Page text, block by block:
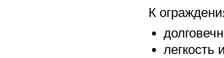
К
легкость